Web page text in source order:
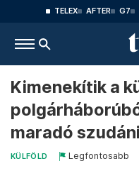
TELEX AFTER G7
Kimenekítik a
maradó
KÜLFÖLD Legfontosabb